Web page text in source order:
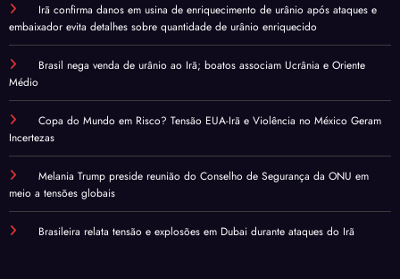
Irã confirma danos em usina de enriquecimento de urânio após ataques e
embaixador evita detalhes sobre quantidade de urânio enriquecido
Brasil nega venda de urânio ao Irã; boatos associam Ucrânia e Oriente
Médio
Copa do Mundo em Risco? Tensão EUA-Irã e Violência no México Geram
Incertezas
Melania Trump preside reunião do Conselho de Segurança da ONU em
meio a tensões globais
Brasileira relata tensão e explosões em Dubai durante ataques do Irã